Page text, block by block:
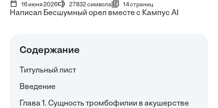
16 июня 2026 27832 символа 14 страниц
Написал Бесшумный орел вместе с Кампус AI
Содержание
Титульный лист
Введение
Глава 1. Сущность тромбофилии в акушерстве